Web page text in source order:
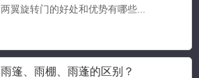
两翼旋转门的好处和优势有哪些...
雨篷、雨棚、雨蓬的区别？